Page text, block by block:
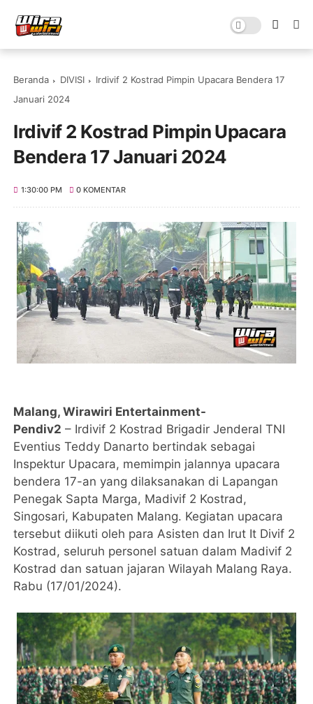
Beranda DIVISI
Irdivif 2 Kostrad Pimpin Upacara Bendera 17
Januari 2024
Irdivif 2 Kostrad Pimpin Upacara
Bendera 17 Januari 2024
1:30:00 PM 0 KOMENTAR
Malang, Wirawiri Entertainment-
Pendiv2 – Irdivif 2 Kostrad Brigadir Jenderal TNI
Eventius Teddy Danarto bertindak sebagai
Inspektur Upacara, memimpin jalannya upacara
bendera 17-an yang dilaksanakan di Lapangan
Penegak Sapta Marga, Madivif 2 Kostrad,
Singosari, Kabupaten Malang. Kegiatan upacara
tersebut diikuti oleh para Asisten dan Irut It Divif 2
Kostrad, seluruh personel satuan dalam Madivif 2
Kostrad dan satuan jajaran Wilayah Malang Raya.
Rabu (17/01/2024).